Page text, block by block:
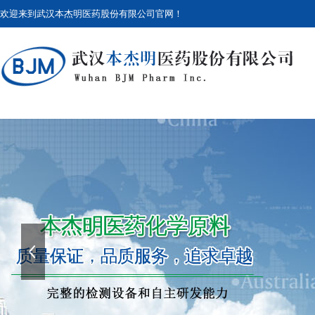
欢迎来到 武汉本杰明医药股份有限公司 官网！
上一张